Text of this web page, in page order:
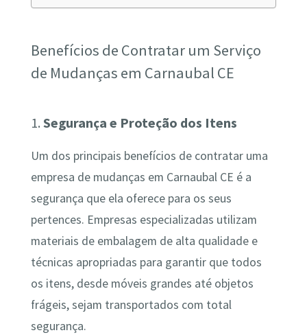
Benefícios de Contratar um Serviço
de Mudanças em Carnaubal CE
1. Segurança e Proteção dos Itens
Um dos principais benefícios de contratar uma
empresa de mudanças em Carnaubal CE é a
segurança que ela oferece para os seus
pertences. Empresas especializadas utilizam
materiais de embalagem de alta qualidade e
técnicas apropriadas para garantir que todos
os itens, desde móveis grandes até objetos
frágeis, sejam transportados com total
segurança.